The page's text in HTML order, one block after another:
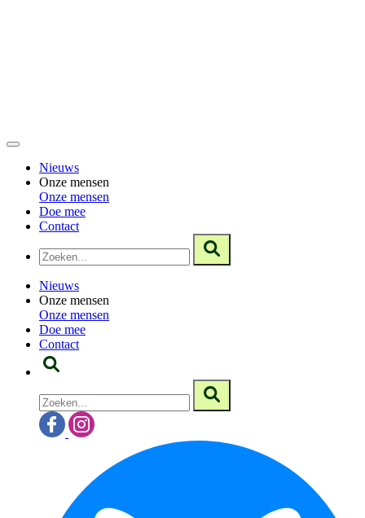
Nieuws
Onze mensen
Onze mensen
Doe mee
Contact
Nieuws
Onze mensen
Onze mensen
Doe mee
Contact